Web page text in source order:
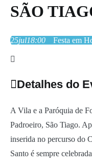
SÃO
25jul18:00 Festa em
Detalhes do
A Vila e a Paróquia de
Padroeiro, São Tiago.
inserida no percurso do
Santo é sempre